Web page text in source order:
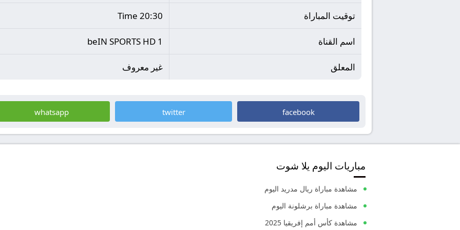
توقيت المباراة 20:30 Time
اسم القناة beIN SPORTS HD 1
المعلق غير معروف
facebook
twitter
whatsapp
مباريات اليوم يلا شوت
مشاهدة مباراة ريال مدريد اليوم
مشاهدة مباراة برشلونة اليوم
مشاهدة كأس أمم إفريقيا 2025